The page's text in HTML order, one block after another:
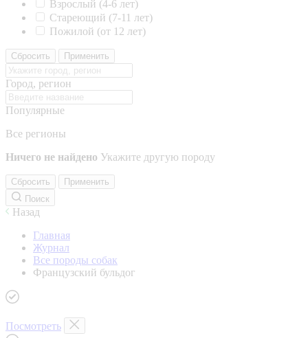
Взрослый (4-6 лет)
Стареющий (7-11 лет)
Пожилой (от 12 лет)
Сбросить Применить
Город, регион
Популярные
Все регионы
Ничего не найдено Укажите другую породу
Сбросить
Применить
Поиск
Назад
Главная
Журнал
Все породы собак
Французский бульдог
Посмотреть